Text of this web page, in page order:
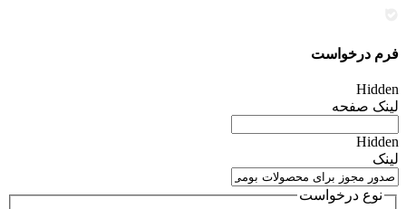
فرم درخواست
Hidden
لینک صفحه
Hidden
لینک
نوع درخواست